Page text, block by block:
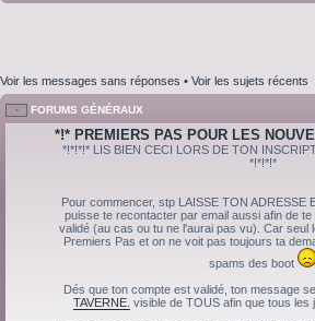
Voir les messages sans réponses • Voir les sujets récents
FORUMS GÉNÉRAUX
*!* PREMIERS PAS POUR LES
*!*!*!* LIS BIEN CECI LORS DE TON
*!*!*!*
Pour commencer, stp LAISSE TON ADRESSE
puisse te recontacter par email aussi afin de
validé (au cas ou tu ne l'aurai pas vu). Car seul
Premiers Pas et on ne voit pas toujours ta
spams des boot
Dés que ton compte est validé, ton message
TAVERNE. visible de TOUS afin que tous les